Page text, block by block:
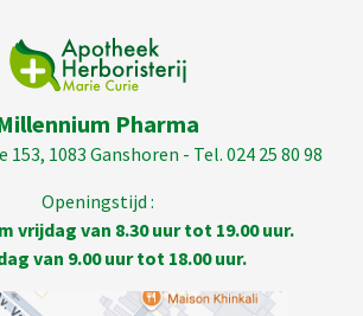
Pharma
153, 1083 Ganshoren - Tel. 024 25 80 98
Openingstijd :
vrijdag van 8.30 uur tot 19.00 uur.
van 9.00 uur tot 18.00 uur.